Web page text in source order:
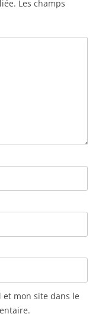
Les champs
mon site dans le